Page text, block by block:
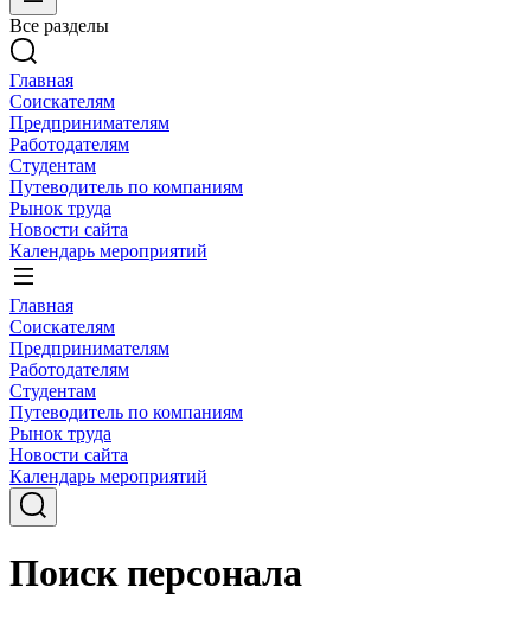
Все разделы
Главная
Соискателям
Предпринимателям
Работодателям
Студентам
Путеводитель по компаниям
Рынок труда
Новости сайта
Календарь мероприятий
Главная
Соискателям
Предпринимателям
Работодателям
Студентам
Путеводитель по компаниям
Рынок труда
Новости сайта
Календарь мероприятий
Поиск персонала